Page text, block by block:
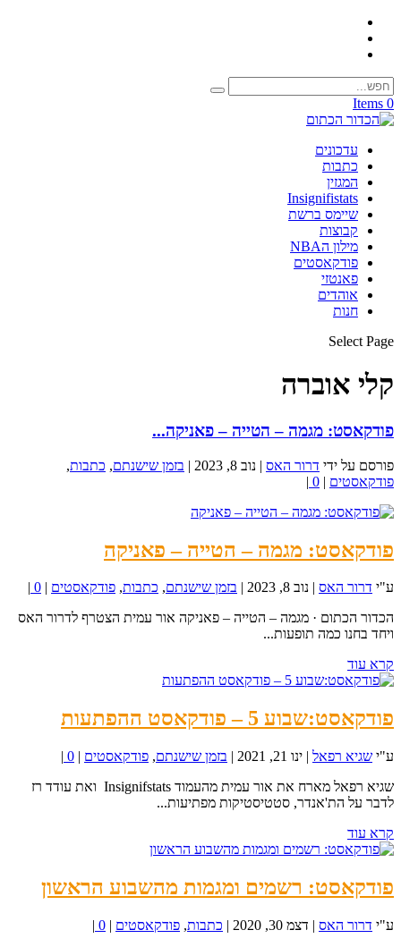
0 Items
עדכונים
כתבות
המגזין
Insignifistats
שיימס ברשת
קבוצות
מילון הNBA
פודקאסטים
פאנטזי
אוהדים
חנות
Select Page
קלי אוברה
פודקאסט: מגמה – הטייה – פאניקה...
פורסם על ידי דרור האס | נוב 8, 2023 | בזמן שישנתם, כתבות,
פודקאסטים |
0
|
פודקאסט: מגמה – הטייה – פאניקה
ע"י דרור האס | נוב 8, 2023 | בזמן שישנתם, כתבות, פודקאסטים |
0
|
הכדור הכתום · מגמה – הטייה – פאניקה אור עמית הצטרף לדרור האס
ויחד בחנו כמה תופעות...
קרא עוד
פודקאסט:שבוע 5 – פודקאסט ההפתעות
ע"י שגיא רפאל | ינו 21, 2021 | בזמן שישנתם, פודקאסטים |
0
|
שגיא רפאל מארח את אור עמית מהעמוד Insignifstats ואת עודד רז
לדבר על הת'אנדר, סטטיסטיקות מפתיעות...
קרא עוד
פודקאסט: רשמים ומגמות מהשבוע הראשון
ע"י דרור האס | דצמ 30, 2020 | כתבות, פודקאסטים |
0
|